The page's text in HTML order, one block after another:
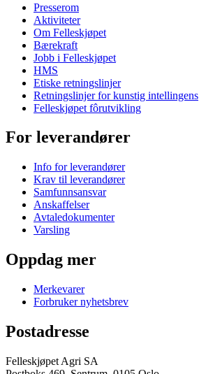
Presserom
Aktiviteter
Om Felleskjøpet
Bærekraft
Jobb i Felleskjøpet
HMS
Etiske retningslinjer
Retningslinjer for kunstig intellingens
Felleskjøpet fôrutvikling
For leverandører
Info for leverandører
Krav til leverandører
Samfunnsansvar
Anskaffelser
Avtaledokumenter
Varsling
Oppdag mer
Merkevarer
Forbruker nyhetsbrev
Postadresse
Felleskjøpet Agri SA